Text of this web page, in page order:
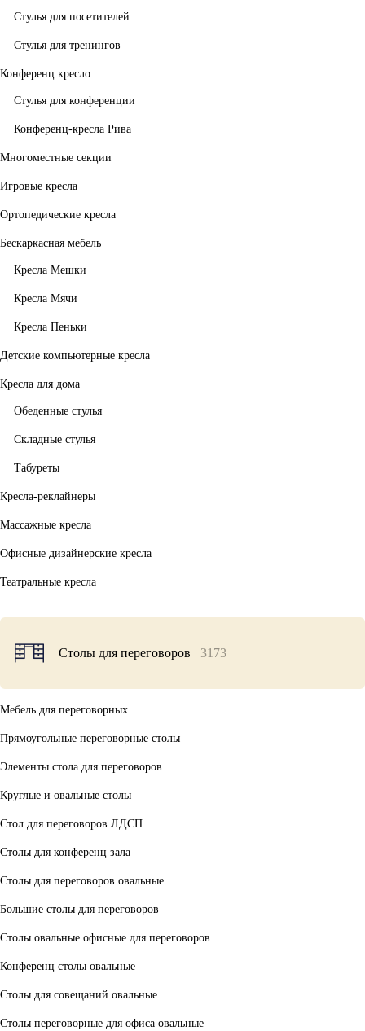
Стулья для посетителей
Стулья для тренингов
Конференц кресло
Стулья для конференции
Конференц-кресла Рива
Многоместные секции
Игровые кресла
Ортопедические кресла
Бескаркасная мебель
Кресла Мешки
Кресла Мячи
Кресла Пеньки
Детские компьютерные кресла
Кресла для дома
Обеденные стулья
Складные стулья
Табуреты
Кресла-реклайнеры
Массажные кресла
Офисные дизайнерские кресла
Театральные кресла
Столы для переговоров 3173
Мебель для переговорных
Прямоугольные переговорные столы
Элементы стола для переговоров
Круглые и овальные столы
Стол для переговоров ЛДСП
Столы для конференц зала
Столы для переговоров овальные
Большие столы для переговоров
Столы овальные офисные для переговоров
Конференц столы овальные
Столы для совещаний овальные
Столы переговорные для офиса овальные